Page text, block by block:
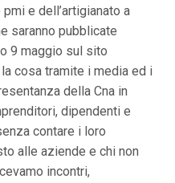
e dell’artigianato a
saranno pubblicate
9 maggio sul sito
cosa tramite i media ed i
della Cna in
dipendenti e
contare i loro
alle aziende e chi non
incontri,